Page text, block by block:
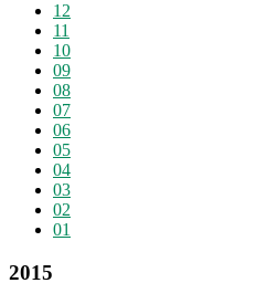
12
11
10
09
08
07
06
05
04
03
02
01
2015